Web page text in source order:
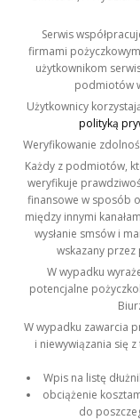
Serwis
firmami
użytkownikom
podmiotów
Użytkownicy
polityką
Weryfikowanie
Każdy z podmiotów,
weryfikuje
finansowe w sposób
między innymi
wysłanie smsów i
wskazany
W wypadku
potencjalne
W wypadku zawarcia
i niewywiązania się
Wpis na listę
obciążenie
do